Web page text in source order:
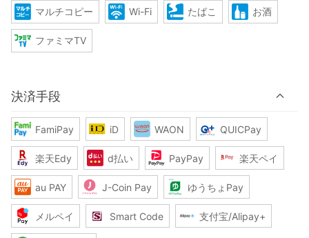
マルチコピー Wi-Fi たばこ お酒
ファミマTV
決済手段
FamiPay iD WAON QUICPay
楽天Edy d払い PayPay 楽天ペイ
au PAY J-Coin Pay ゆうちょPay
メルペイ Smart Code 支付宝/Alipay+